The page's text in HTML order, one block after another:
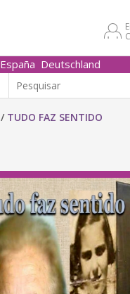
España Deutschland
/ TUDO FAZ SENTIDO